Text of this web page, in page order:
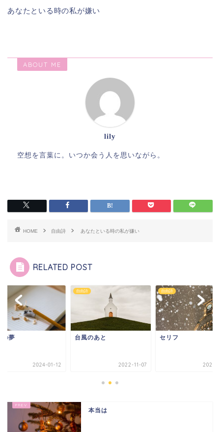
あなたといる時の私が嫌い
ABOUT ME
lily
空想を言葉に。いつか会う人を思いながら。
HOME 自由詩 あなたといる時の私が嫌い
RELATED POST
の夢
2024-01-12
自由詩
台風のあと
2022-11-07
自由詩
セリフ
2025-
本当は